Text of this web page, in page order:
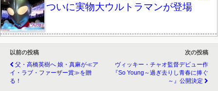
ついに実物大ウルトラマンが登場
以前の投稿
父・高橋英樹へ 娘・真麻が≪ア
イ・ラブ・ファーザー賞≫を贈
る！
次の投稿
ヴィッキー・チャオ監督デビュー作
『So Young～過ぎ去りし青春に捧ぐ
～』公開決定